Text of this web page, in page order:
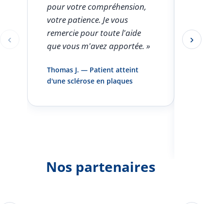
‹
pour votre compréhension,
votre patience. Je vous
remercie pour toute l'aide
que vous m'avez apportée. »
Thomas J. — Patient atteint
d'une sclérose en plaques
pas
›
Éléments 1 à 1 sur 5
Nos partenaires